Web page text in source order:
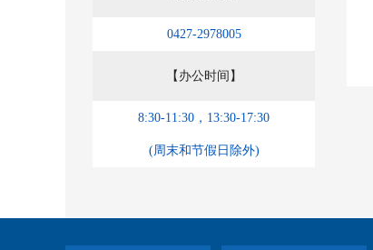
0427-2978005
【办公时间】
8:30-11:30，13:30-17:30
(周末和节假日除外)